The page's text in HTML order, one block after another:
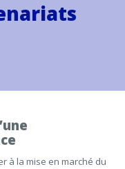
à la mise en marché du